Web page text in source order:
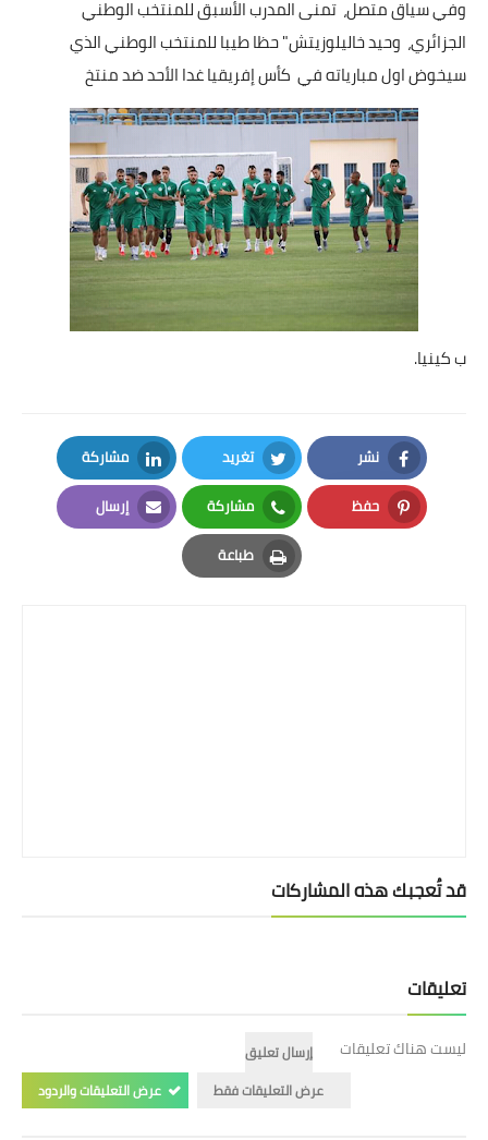
اقتصاد
المرأة والطفل
حكاية صورة
ثقافة
بداية tv
حوادث
وفي سياق متصل، تمنى المدرب الأسبق للمنتخب الوطني
الجزائري، وحيد خاليلوزيتش" حظا طيبا للمنتخب الوطني الذي
سيخوض اول مبارياته في كأس إفريقيا غدا الأحد ضد منتخ
ب كينيا.
نشر
Facebook
تغريد
Twitter
مشاركة
LinkedIn
حفظ
Pinterest
مشاركة
Whatsapp
إرسال
Email
طباعة
Print
قد تُعجبك هذه المشاركات
تعليقات
ليست هناك تعليقات
إرسال تعليق
عرض التعليقات فقط
عرض التعليقات والردود